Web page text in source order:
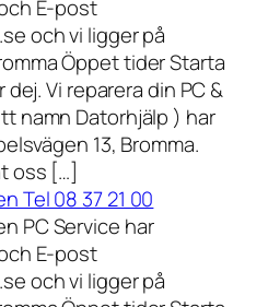
E-post
och vi ligger på
Öppet tider Starta
Vi reparera din PC &
namn Datorhjälp ) har
13, Bromma.
oss […]
Tel 08 37 21 00
PC Service har
E-post
och vi ligger på